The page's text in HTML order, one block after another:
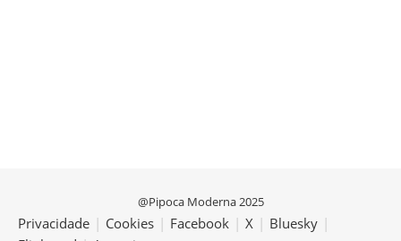
@Pipoca Moderna 2025
Privacidade | Cookies | Facebook | X | Bluesky |